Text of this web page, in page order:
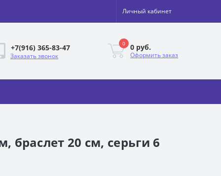
Личный кабинет
+7(916) 365-83-47
Заказать звонок
0 0 руб.
Оформить заказ
браслет 20 см, серьги 6